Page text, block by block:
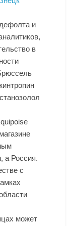
и
в
а Россия.
с
может